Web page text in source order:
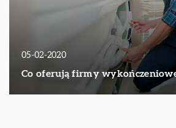
05-02-2020
Co oferują firmy